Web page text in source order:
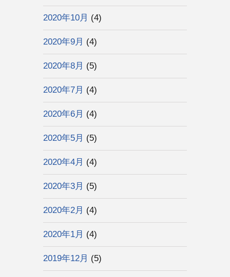
2020年10月 (4)
2020年9月 (4)
2020年8月 (5)
2020年7月 (4)
2020年6月 (4)
2020年5月 (5)
2020年4月 (4)
2020年3月 (5)
2020年2月 (4)
2020年1月 (4)
2019年12月 (5)